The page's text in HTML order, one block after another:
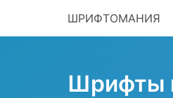
ШРИФТОМАНИЯ
Шрифты